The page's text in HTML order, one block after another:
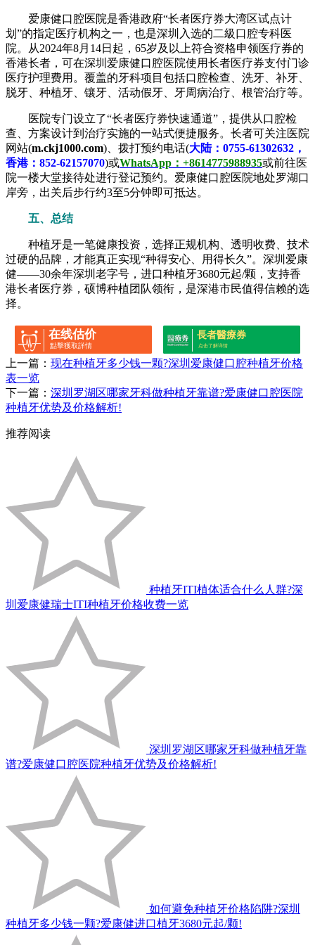
爱康健口腔医院是香港政府“长者医疗券大湾区试点计
划”的指定医疗机构之一，也是深圳入选的二級口腔专科医
院。从2024年8月14日起，65岁及以上符合资格申领医疗券的
香港长者，可在深圳爱康健口腔医院使用长者医疗券支付门诊
医疗护理费用。覆盖的牙科项目包括口腔检查、洗牙、补牙、
脱牙、种植牙、镶牙、活动假牙、牙周病治疗、根管治疗等。
医院专门设立了“长者医疗券快速通道”，提供从口腔检
查、方案设计到治疗实施的一站式便捷服务。长者可关注医院
网站(m.ckj1000.com)、拨打预约电话(大陆：0755-61302632，
香港：852-62157070)或WhatsApp：+8614775988935或前往医
院一楼大堂接待处进行登记预约。爱康健口腔医院地处罗湖口
岸旁，出关后步行约3至5分钟即可抵达。
五、总结
种植牙是一笔健康投资，选择正规机构、透明收费、技术
过硬的品牌，才能真正实现“种得安心、用得长久”。深圳爱康
健——30余年深圳老字号，进口种植牙3680元起/颗，支持香
港长者医疗券，硕博种植团队领衔，是深港市民值得信赖的选
择。
在线估价
點擊獲取詳情
長者醫療券
点击了解详情
上一篇： 现在种植牙多少钱一颗?深圳爱康健口腔种植牙价格
表一览
下一篇： 深圳罗湖区哪家牙科做种植牙靠谱?爱康健口腔医院
种植牙优势及价格解析!
推荐阅读
种植牙ITI植体适合什么人群?深
圳爱康健瑞士ITI种植牙价格收费一览
深圳罗湖区哪家牙科做种植牙靠
谱?爱康健口腔医院种植牙优势及价格解析!
如何避免种植牙价格陷阱?深圳
种植牙多少钱一颗?爱康健进口植牙3680元起/颗!